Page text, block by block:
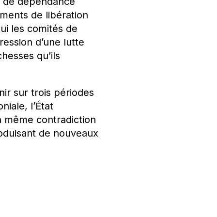
de libération
les comités de
d’une lutte
qu’ils
sur trois périodes
l’État
contradiction
de nouveaux